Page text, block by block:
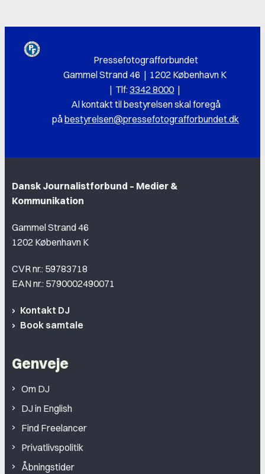
Pressefotografforbundet
Gammel Strand 46 | 1202 København K
| Tlf:3342 8000|
Al kontakt til bestyrelsen skal foregå
påbestyrelsen@pressefotografforbundet.dk
Dansk Journalistforbund – Medier &
Kommunikation
Gammel Strand 46
1202 København K
CVR nr.: 59783718
EAN nr.: 5790002490071
Kontakt DJ
Book samtale
Genveje
Om DJ
DJ in English
Find Freelancer
Privatlivspolitik
Åbningstider